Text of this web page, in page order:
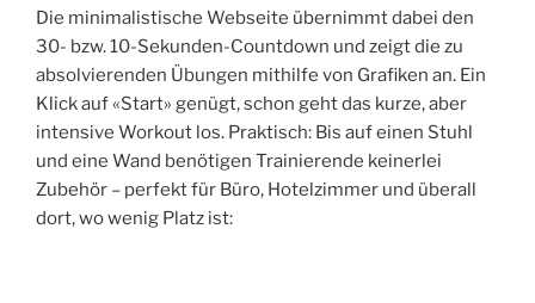
Die minimalistische Webseite übernimmt dabei den
30- bzw. 10-Sekunden-Countdown und zeigt die zu
absolvierenden Übungen mithilfe von Grafiken an. Ein
Klick auf «Start» genügt, schon geht das kurze, aber
intensive Workout los. Praktisch: Bis auf einen Stuhl
und eine Wand benötigen Trainierende keinerlei
Zubehör – perfekt für Büro, Hotelzimmer und überall
dort, wo wenig Platz ist: